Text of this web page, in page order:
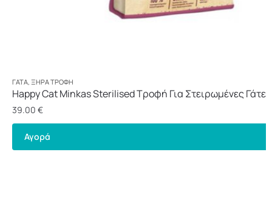
ΓΆΤΑ ΞΗΡΆ ΤΡΟΦΉ
Happy Cat Minkas Sterilised Τροφή Για Στειρωμένες
39.00 €
Αγορά